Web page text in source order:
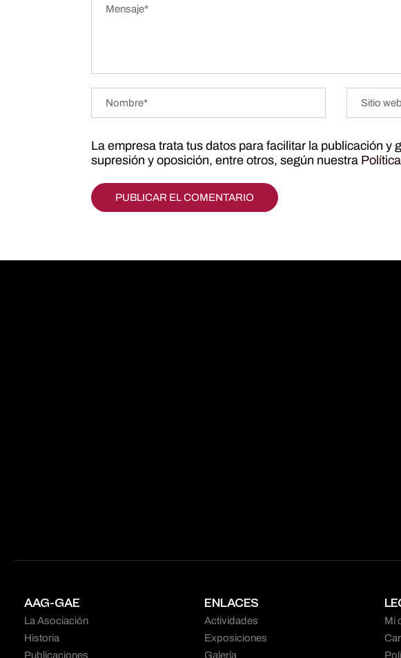
La empresa trata tus datos para facilitar la publicación
supresión y oposición, entre otros, según nuestra
AAG-GAE
La Asociación
Historia
Publicaciones
ENLACES
Actividades
Exposiciones
Galería
Mi